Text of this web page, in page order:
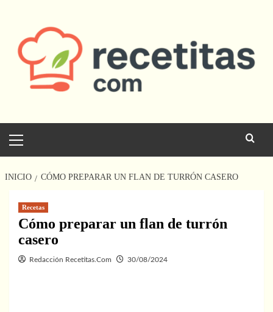
contenido
principal
INICIO CÓMO PREPARAR UN FLAN DE TURRÓN CASERO
Recetas
Cómo preparar un flan de turrón
casero
Redacción Recetitas.Com 30/08/2024